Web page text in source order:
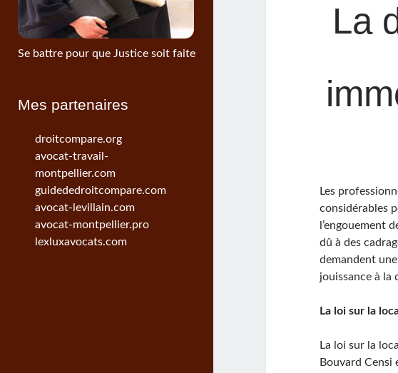
Se battre pour que Justice soit faite
Mes partenaires
droitcompare.org
avocat-travail-
montpellier.com
guidededroitcompare.com
avocat-levillain.com
avocat-montpellier.pro
lexluxavocats.com
La
Les
considérables
l’engouement
dû à des
demandent
jouissance à la
La loi sur la
La loi sur la
Bouvard Censi